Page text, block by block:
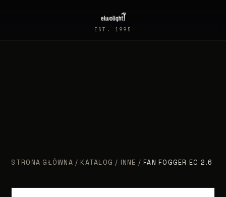
EST. 1995
STRONA GŁÓWNA / KATALOG / INNE / FAN FOGGER EC 2.6